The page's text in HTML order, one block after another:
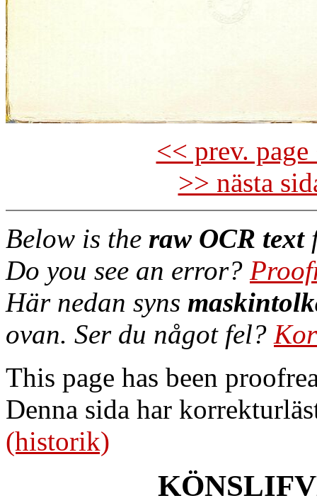
<< prev.
>> nästa
Below is the raw OCR text
Do you see an error?
Här nedan syns
ovan. Ser du något fel?
This page has been
Denna sida har
(historik)